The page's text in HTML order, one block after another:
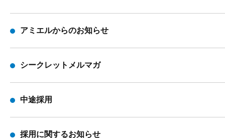
アミエルからのお知らせ
シークレットメルマガ
中途採用
採用に関するお知らせ